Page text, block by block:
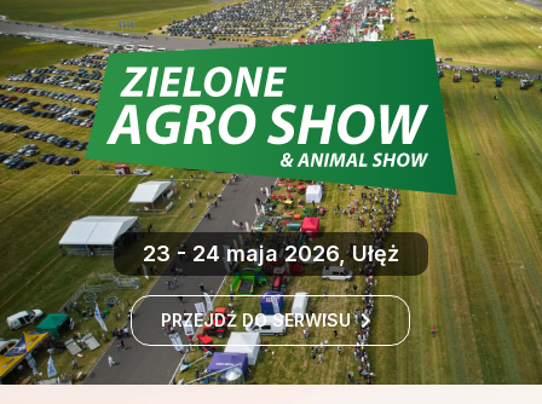
23 - 24 maja 2026, Ułęż
PRZEJDŹ DO SERWISU